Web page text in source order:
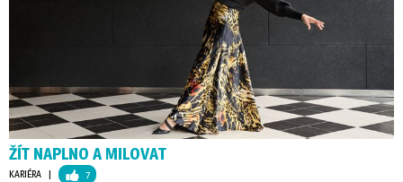
ŽÍT NAPLNO A MILOVAT
KARIÉRA | 7